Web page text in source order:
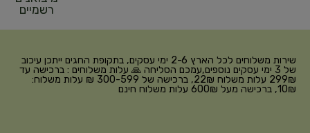
רשמיים
שירות משלוחים לכל הארץ 2-6 ימי עסקים, בתקופת החגים ייתכן עיכוב
של 3 ימי עסקים נוספים,עמכם הסליחה 🙏 עלות משלוחים : ברכישה עד
299₪ עלות משלוח 22₪, ברכישה של 300-599 ₪ עלות משלוח:
10₪, ברכישה מעל 600₪ עלות משלוח חינם